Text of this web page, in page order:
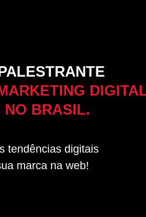
NO BRASIL.
tendências digitais
marca na web!